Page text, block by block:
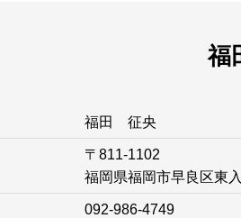
福
福田 征央
〒811-1102
福岡県福岡市早良区東
092-986-4749